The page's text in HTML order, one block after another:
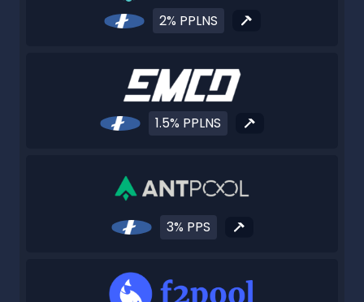
2% PPLNS
1.5% PPLNS
3% PPS